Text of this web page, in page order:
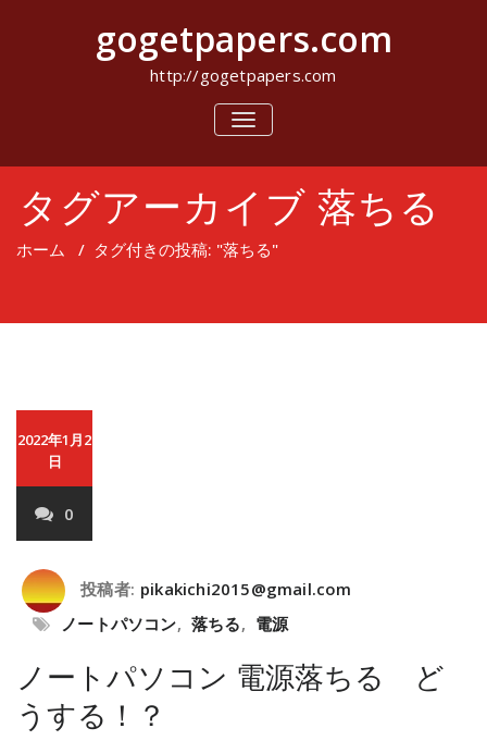
キ
gogetpapers.com
http://gogetpapers.com
ナ
ビ
シ
ョ
ン
を
え
タグアーカイブ 落ちる
ホーム / タグ付きの投稿: "落ちる"
2022年1月2
日
0
投稿者: pikakichi2015@gmail.com
ノートパソコン, 落ちる, 電源
ノートパソコン 電源落ちる ど
うする！？